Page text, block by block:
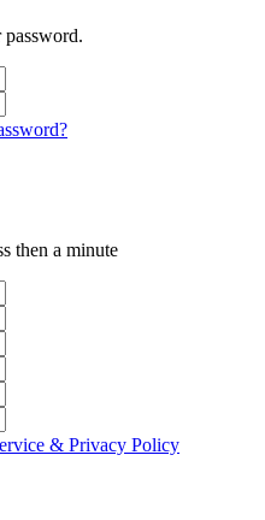
then a minute
& Privacy Policy